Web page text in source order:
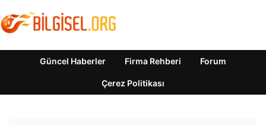
Güncel Haberler Firma Rehberi Forum
Çerez Politikası